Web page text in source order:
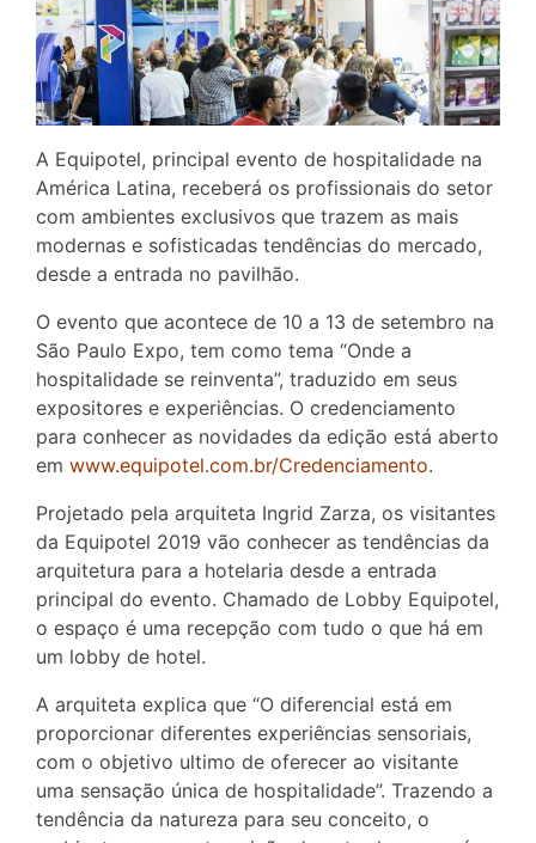
A Equipotel, principal evento de hospitalidade na
América Latina, receberá os profissionais do setor
com ambientes exclusivos que trazem as mais
modernas e sofisticadas tendências do mercado,
desde a entrada no pavilhão.
O evento que acontece de 10 a 13 de setembro na
São Paulo Expo, tem como tema “Onde a
hospitalidade se reinventa”, traduzido em seus
expositores e experiências. O credenciamento
para conhecer as novidades da edição está aberto
em www.equipotel.com.br/Credenciamento.
Projetado pela arquiteta Ingrid Zarza, os visitantes
da Equipotel 2019 vão conhecer as tendências da
arquitetura para a hotelaria desde a entrada
principal do evento. Chamado de Lobby Equipotel,
o espaço é uma recepção com tudo o que há em
um lobby de hotel.
A arquiteta explica que “O diferencial está em
proporcionar diferentes experiências sensoriais,
com o objetivo ultimo de oferecer ao visitante
uma sensação única de hospitalidade”. Trazendo a
tendência da natureza para seu conceito, o